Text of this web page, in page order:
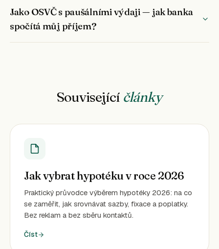
Jako OSVČ s paušálními výdaji — jak banka
spočítá můj příjem?
Související články
Jak vybrat hypotéku v roce 2026
Praktický průvodce výběrem hypotéky 2026: na co
se zaměřit, jak srovnávat sazby, fixace a poplatky.
Bez reklam a bez sběru kontaktů.
Číst